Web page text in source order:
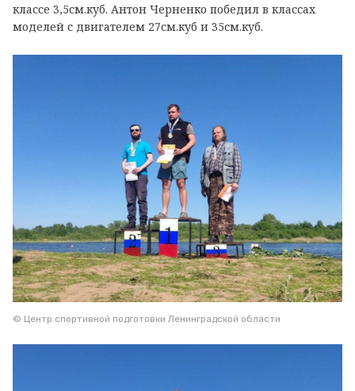
классе 3,5см.куб. Антон Черненко победил в классах
моделей с двигателем 27см.куб и 35см.куб.
© Центр спортивной подготовки Ленинградской области